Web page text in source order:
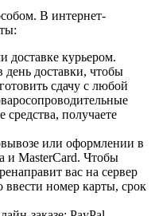
В интернет-
доставке курьером.
день доставки, чтобы
сдачу с любой
получаете
или оформлении в
и MasterCard. Чтобы
вас на сервер
номер карты, срок